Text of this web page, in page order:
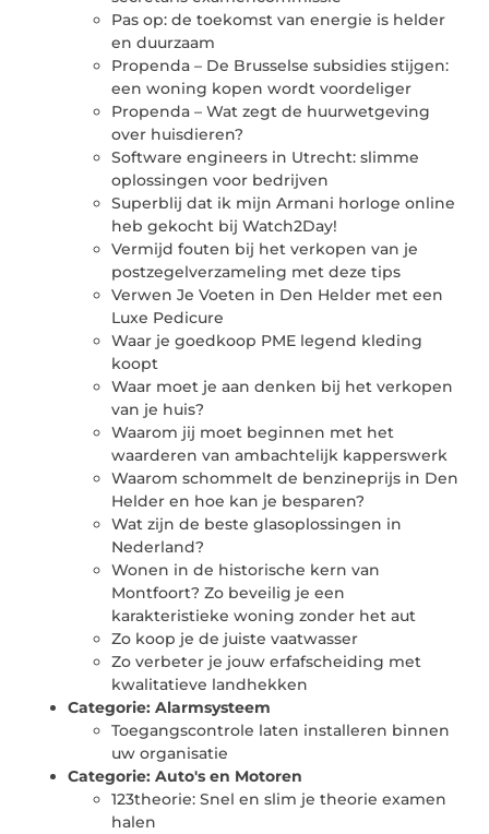
Pas op: de toekomst van energie is helder
en duurzaam
Propenda – De Brusselse subsidies stijgen:
een woning kopen wordt voordeliger
Propenda – Wat zegt de huurwetgeving
over huisdieren?
Software engineers in Utrecht: slimme
oplossingen voor bedrijven
Superblij dat ik mijn Armani horloge online
heb gekocht bij Watch2Day!
Vermijd fouten bij het verkopen van je
postzegelverzameling met deze tips
Verwen Je Voeten in Den Helder met een
Luxe Pedicure
Waar je goedkoop PME legend kleding
koopt
Waar moet je aan denken bij het verkopen
van je huis?
Waarom jij moet beginnen met het
waarderen van ambachtelijk kapperswerk
Waarom schommelt de benzineprijs in Den
Helder en hoe kan je besparen?
Wat zijn de beste glasoplossingen in
Nederland?
Wonen in de historische kern van
Montfoort? Zo beveilig je een
karakteristieke woning zonder het aut
Zo koop je de juiste vaatwasser
Zo verbeter je jouw erfafscheiding met
kwalitatieve landhekken
Categorie: Alarmsysteem
Toegangscontrole laten installeren binnen
uw organisatie
Categorie: Auto's en Motoren
123theorie: Snel en slim je theorie examen
halen